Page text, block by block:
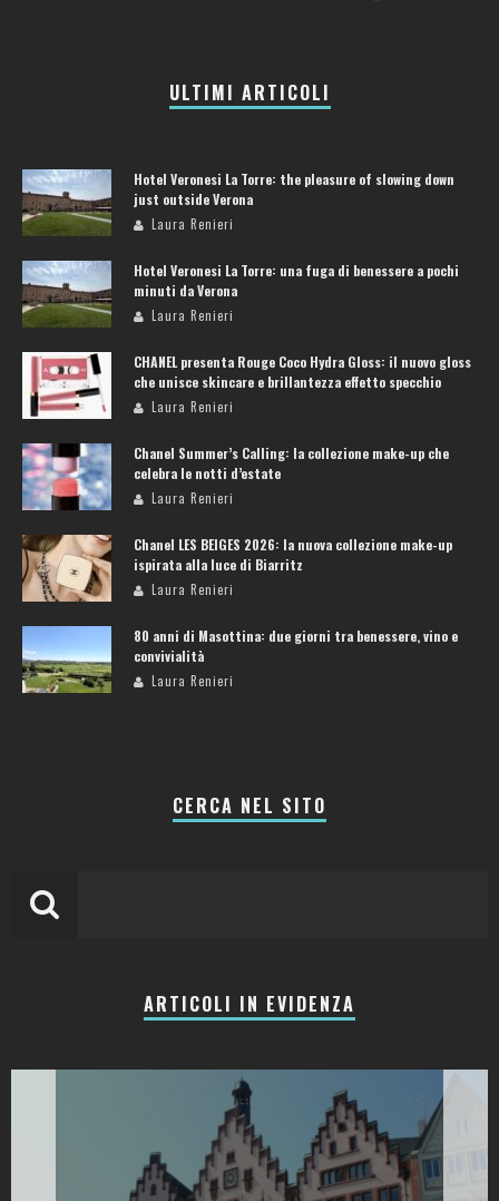
ULTIMI ARTICOLI
Hotel Veronesi La Torre: the pleasure of slowing down
just outside Verona
Laura Renieri
Hotel Veronesi La Torre: una fuga di benessere a pochi
minuti da Verona
Laura Renieri
CHANEL presenta Rouge Coco Hydra Gloss: il nuovo gloss
che unisce skincare e brillantezza effetto specchio
Laura Renieri
Chanel Summer’s Calling: la collezione make-up che
celebra le notti d’estate
Laura Renieri
Chanel LES BEIGES 2026: la nuova collezione make-up
ispirata alla luce di Biarritz
Laura Renieri
80 anni di Masottina: due giorni tra benessere, vino e
convivialità
Laura Renieri
CERCA NEL SITO
ARTICOLI IN EVIDENZA